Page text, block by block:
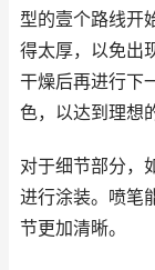
型的壹个路线开
得太厚，以免出
干燥后再进行下
色，以达到理想
对于细节部分，
进行涂装。喷笔
节更加清晰。